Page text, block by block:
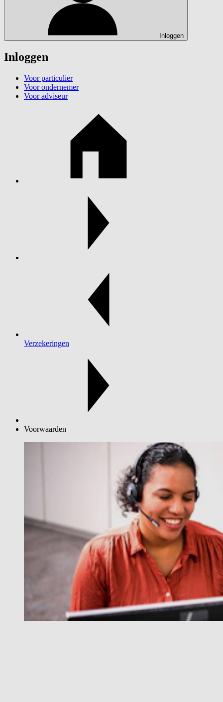
Inloggen
Inloggen
Voor particulier
Voor ondernemer
Voor adviseur
Verzekeringen
Voorwaarden